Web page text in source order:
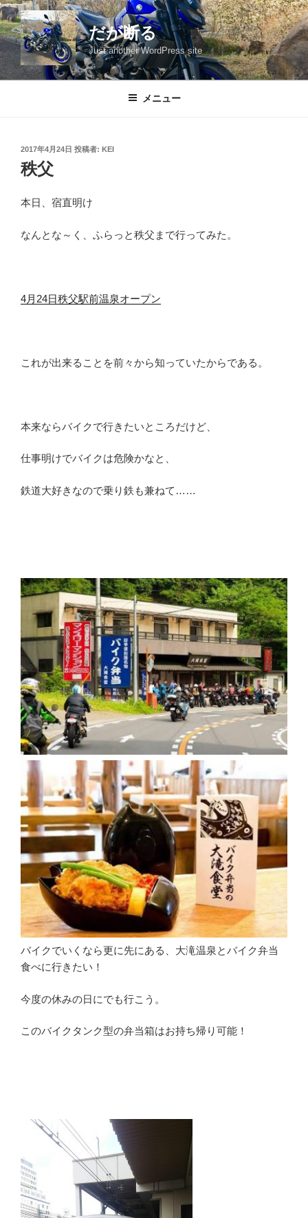
コ
ン
テ
ン
ツ
だが断る
Just another WordPress site
メニュー
投
稿
日:
2017年4月24日 投稿者: KEI
秩父
本日、宿直明け
なんとな～く、ふらっと秩父まで行ってみた。
4月24日秩父駅前温泉オープン
これが出来ることを前々から知っていたからである。
本来ならバイクで行きたいところだけど、
仕事明けでバイクは危険かなと、
鉄道大好きなので乗り鉄も兼ねて……
バイクでいくなら更に先にある、大滝温泉とバイク弁当
食べに行きたい！
今度の休みの日にでも行こう。
このバイクタンク型の弁当箱はお持ち帰り可能！